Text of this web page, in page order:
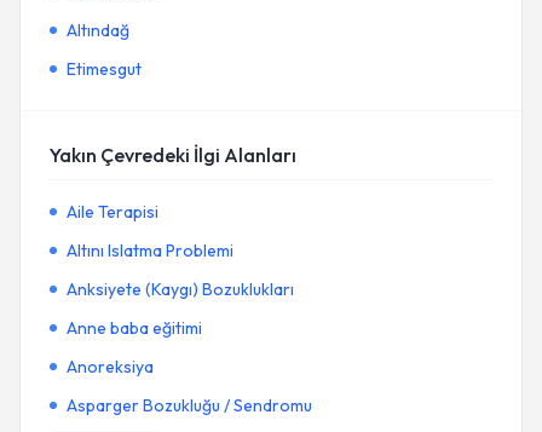
Altındağ
Etimesgut
Yakın Çevredeki İlgi Alanları
Aile Terapisi
Altını Islatma Problemi
Anksiyete (Kaygı) Bozuklukları
Anne baba eğitimi
Anoreksiya
Asparger Bozukluğu / Sendromu